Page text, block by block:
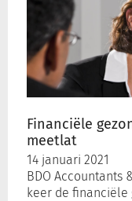
Financiële
meetlat
14 januari 2021
BDO Accountants
keer de financiële
gemeenten
langs
meetlat